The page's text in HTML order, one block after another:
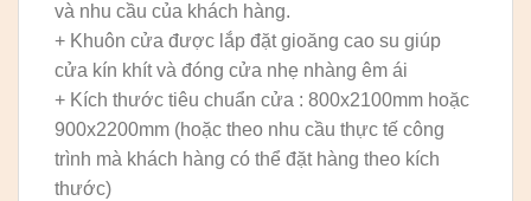
và nhu cầu của khách hàng.
+ Khuôn cửa được lắp đặt gioăng cao su giúp
cửa kín khít và đóng cửa nhẹ nhàng êm ái
+ Kích thước tiêu chuẩn cửa : 800x2100mm hoặc
900x2200mm (hoặc theo nhu cầu thực tế công
trình mà khách hàng có thể đặt hàng theo kích
thước)